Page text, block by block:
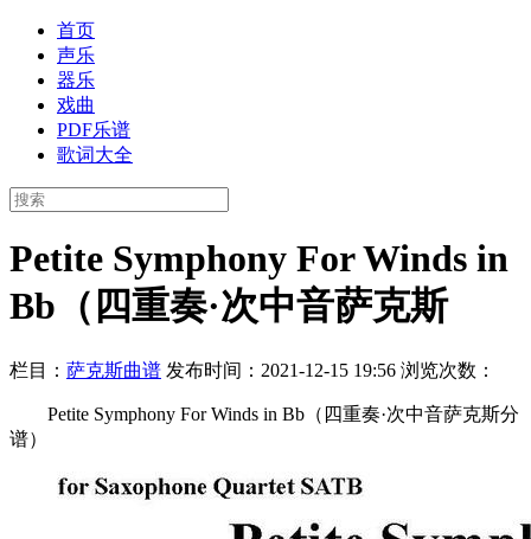
首页
声乐
器乐
戏曲
PDF乐谱
歌词大全
Petite Symphony For Winds in
Bb（四重奏·次中音萨克斯
栏目： 萨克斯曲谱 发布时间：2021-12-15 19:56 浏览次数：
Petite Symphony For Winds in Bb（四重奏·次中音萨克斯分
谱）